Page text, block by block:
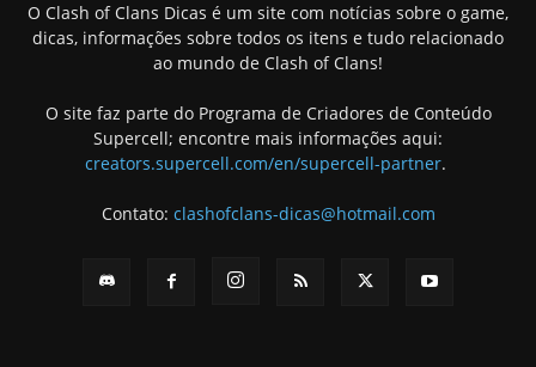
O Clash of Clans Dicas é um site com notícias sobre o game,
dicas, informações sobre todos os itens e tudo relacionado
ao mundo de Clash of Clans!
O site faz parte do Programa de Criadores de Conteúdo
Supercell; encontre mais informações aqui:
creators.supercell.com/en/supercell-partner.
Contato: clashofclans-dicas@hotmail.com